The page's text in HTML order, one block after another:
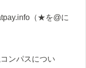
（★を@に
ンパスについ